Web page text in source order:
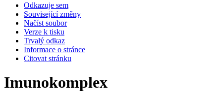
Odkazuje sem
Související změny
Načíst soubor
Verze k tisku
Trvalý odkaz
Informace o stránce
Citovat stránku
Imunokomplex